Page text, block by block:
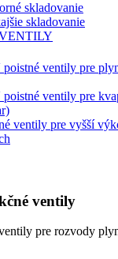
skladovanie
skladovanie
ventily pre
ventily pre
ventily pre vyšší
ventily
pre rozvody